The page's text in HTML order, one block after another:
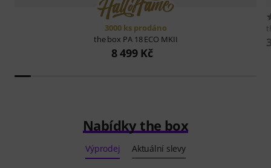
3000 ks prodáno
the box PA 18 ECO MKII
8 499 Kč
Nabídky the box
Výprodej Aktuální slevy